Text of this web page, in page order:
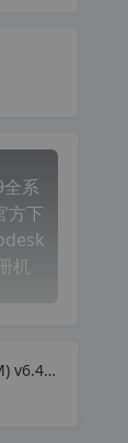
系
方下
机
独家汉化 Internet Download Manager (IDM) v6.41.20 中文特别版 下载神器 永不失效 可升级